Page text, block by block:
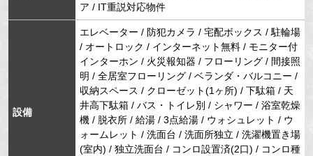
ア / IT重説対応物件
設備
エレベーター / 防犯カメラ / 宅配ボックス / 駐輪場
/ オートロック / インターネット無料 / モニター付
インターホン / 火災報知器 / フローリング / 間接照
明 / 全居室フローリング / ベランダ・バルコニー /
収納スペース / クローゼット(1ヶ所) / 下駄箱 / 天
井高下駄箱 / バス・トイレ別 / シャワー / 浴室乾燥
機 / 脱衣所 / 給湯 / 3点給湯 / ウォシュレット / ウ
ォームレット / 洗面台 / 洗面所独立 / 洗濯機置き場
(室内) / 独立洗面台 / コンロ設置済(2口) / コンロ種